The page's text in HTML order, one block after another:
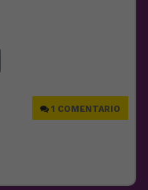
1 COMENTARIO